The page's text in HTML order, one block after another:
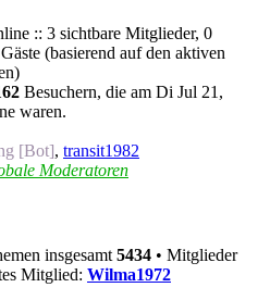
:: 3 sichtbare Mitglieder, 0
(basierend auf den aktiven
Besuchern, die am Di Jul 21,
waren.
[Bot], transit1982
Moderatoren
insgesamt 5434 • Mitglieder
Mitglied: Wilma1972